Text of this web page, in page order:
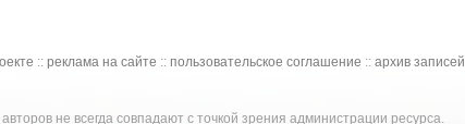
:: реклама на сайте :: пользовательское соглашение :: архив записей
не всегда совпадают с точкой зрения администрации ресурса.